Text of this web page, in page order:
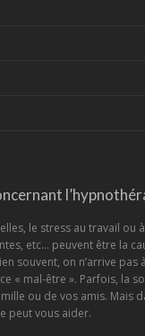
le stress au travail ou à
etc… peuvent être la
souvent, on n’arrive pas
« mal-être ». Parfois, la
ou de vos amis. Mais
peut vous aider.